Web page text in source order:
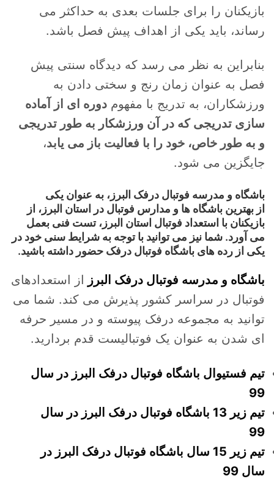
بازیکنان را برای جلسات بعدی به حداکثر می
رساند، باید یکی از اهداف پیش فصل باشد.
بنابراین به نظر می رسد که دیدگاه سنتی پیش
فصل به عنوان زمان رنج و سختی دادن به
ورزشکاران، به تدریج با مفهومدوره ای از آماده
سازی تدریجی که در آن ورزشکار به طور تدریجی
و به طور خاص، خود را با فعالیت باز می یابد،
جایگزین می شود.
باشگاه و مدرسه فوتبال درفک البرز، به عنوان یکی
از بهترین باشگاه ها و مدارس فوتبال در استان البرز، از
بازیکنان با استعداد فوتبال استان البرز، تست فنی بعمل
می آورد. شما نیز می توانید با توجه به شرایط سنی خود در
یکی از رده های باشگاه فوتبال درفک حضور داشته باشید.
باشگاه و مدرسه فوتبال درفک البرز از استعدادهای
فوتبال در سراسر کشور پذیرش می کند. شما می
توانید به مجموعه درفک پیوسته و در مسیر حرفه
ای شدن به عنوان یک فوتبالیست قدم بردارید.
تیم فستیوال باشگاه فوتبال درفک البرز در سال
99
تیم زیر 13 باشگاه فوتبال درفک البرز در سال
99
تیم زیر 15 سال باشگاه فوتبال درفک البرز در
سال 99